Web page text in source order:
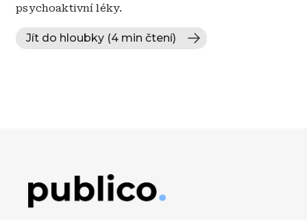
psychoaktivní léky.
Jít do hloubky (4 min čtení)